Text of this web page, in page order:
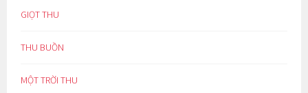
GIỌT THU
THU BUỒN
MỘT TRỜI THU